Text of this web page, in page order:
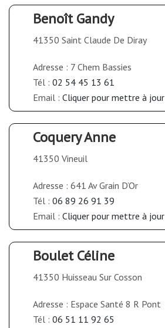
Benoît Gandy
41350 Saint Claude De Diray
Adresse : 7 Chem Bassies
Tél : 02 54 45 13 61
Email : Cliquer pour mettre à jour
Coquery Anne
41350 Vineuil
Adresse : 641 Av Grain D’Or
Tél : 06 89 26 91 39
Email : Cliquer pour mettre à jour
Boulet Céline
41350 Huisseau Sur Cosson
Adresse : Espace Santé 8 R Pont
Tél : 06 51 11 92 65